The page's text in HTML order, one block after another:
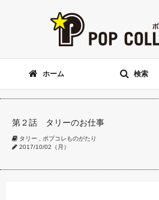
ホーム 検索
第２話 タリーのお仕事
タリー
ポプコレものがたり
2017/10/02（月）